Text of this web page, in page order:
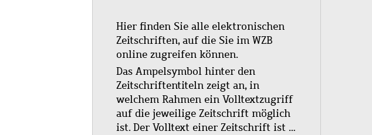
Hier finden Sie alle elektronischen
Zeitschriften, auf die Sie im WZB
online zugreifen können.
Das Ampelsymbol hinter den
Zeitschriftentiteln zeigt an, in
welchem Rahmen ein Volltextzugriff
auf die jeweilige Zeitschrift möglich
ist. Der Volltext einer Zeitschrift ist …